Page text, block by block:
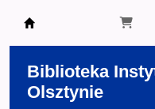
Biblioteka
Olsztynie